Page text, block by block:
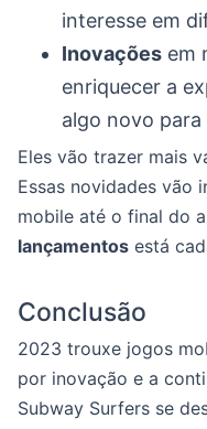
interesse em
Inovações em
enriquecer a
algo novo
Eles vão trazer mais
Essas novidades vão
mobile até o final do
lançamentos está
Conclusão
2023 trouxe jogos
por inovação e a
Subway Surfers se